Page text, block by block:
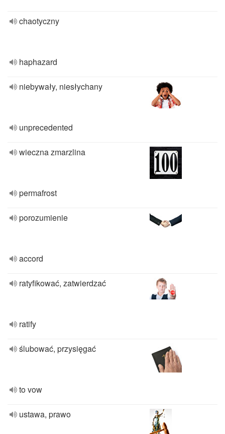
chaotyczny
haphazard
niebywały, niesłychany
unprecedented
wieczna zmarzlina
permafrost
porozumienie
accord
ratyfikować, zatwierdzać
ratify
ślubować, przysięgać
to vow
ustawa, prawo